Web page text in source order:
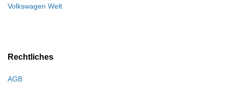
Volkswagen Welt
Rechtliches
AGB